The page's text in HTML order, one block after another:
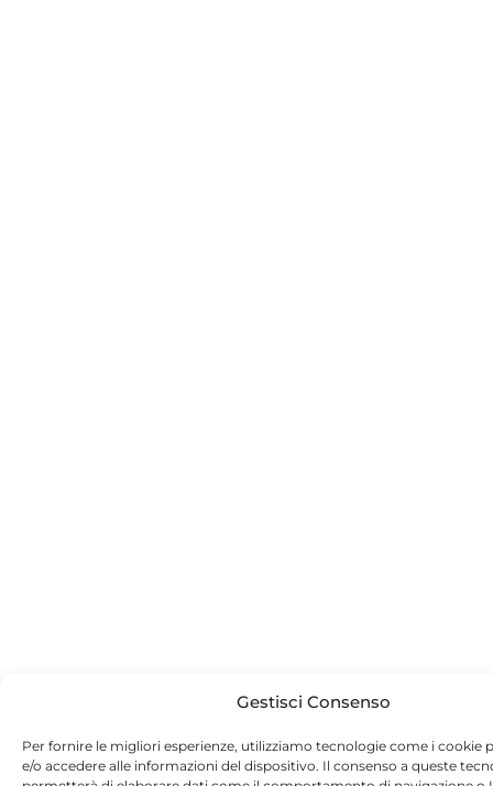
Gestisci Consenso
Per fornire le migliori esperienze, utilizziamo tecnologie come i cookie
e/o accedere alle informazioni del dispositivo. Il consenso a queste